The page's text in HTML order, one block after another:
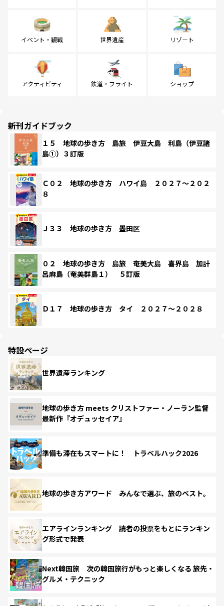
イベント・観戦 世界遺産 リゾート
アクティビティ 鉄道・フライト ショップ
新刊ガイドブック
１５ 地球の歩き方 島旅 伊豆大島 利島（伊豆諸
島①）３訂版
Ｃ０２ 地球の歩き方 ハワイ島 ２０２７～２０２
８
Ｊ３３ 地球の歩き方 墨田区
０２ 地球の歩き方 島旅 奄美大島 喜界島 加計
呂麻島（奄美群島１） ５訂版
Ｄ１７ 地球の歩き方 タイ ２０２７～２０２８
特設ページ
世界遺産ランキング
地球の歩き方 meets クリストファー・ノーラン監督
最新作『オデュッセイア』
準備も滞在もスマートに！ トラベルハック2026
地球の歩き方アワード みんなで選ぶ、旅のベスト。
エアラインランキング 読者の投票をもとにランキン
グ形式で発表
Next韓国旅 次の韓国旅行がもっと楽しくなる 旅先・
グルメ・テクニック